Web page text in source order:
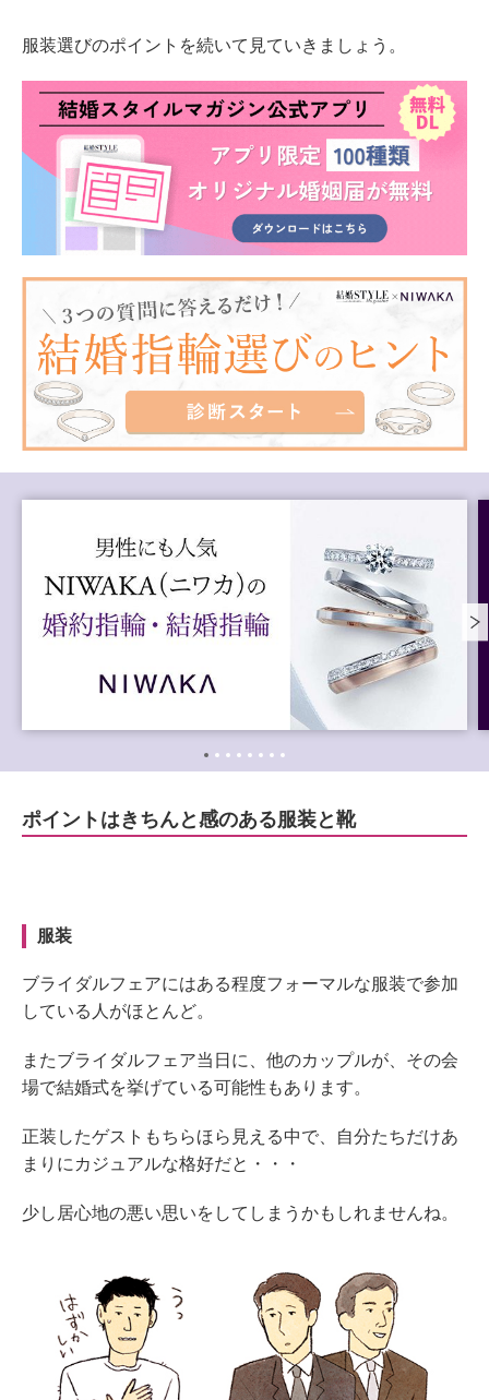
服装選びのポイントを続いて見ていきましょう。
ポイントはきちんと感のある服装と靴
服装
ブライダルフェアにはある程度フォーマルな服装で参加
している人がほとんど。
またブライダルフェア当日に、他のカップルが、その会
場で結婚式を挙げている可能性もあります。
正装したゲストもちらほら見える中で、自分たちだけあ
まりにカジュアルな格好だと・・・
少し居心地の悪い思いをしてしまうかもしれませんね。